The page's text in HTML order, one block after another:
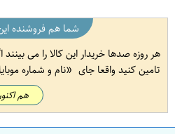
شما هم فروشنده
هر روزه صدها خریدار این کالا را می
تامین کنید واقعا جای
نام و شماره
هم